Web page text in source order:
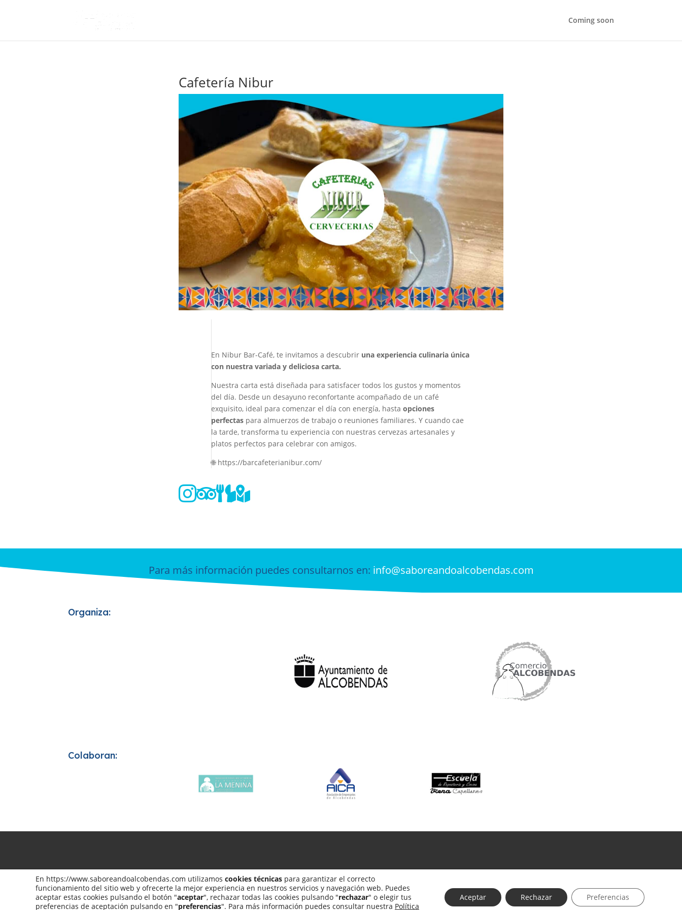
Coming soon
Cafetería Nibur
En Nibur Bar-Café, te invitamos a descubrir una experiencia culinaria única
con nuestra variada y deliciosa carta.
Nuestra carta está diseñada para satisfacer todos los gustos y momentos
del día. Desde un desayuno reconfortante acompañado de un café
exquisito, ideal para comenzar el día con energía, hasta opciones
perfectas para almuerzos de trabajo o reuniones familiares. Y cuando cae
la tarde, transforma tu experiencia con nuestras cervezas artesanales y
platos perfectos para celebrar con amigos.
🌐 https://barcafeterianibur.com/

Para más información puedes consultarnos en: info@saboreandoalcobendas.com
Organiza:
Colaboran:
Saboreando Alcobendas. Semana Gastronómica –Política de privacidad
En https://www.saboreandoalcobendas.com utilizamos cookies técnicas para garantizar el correcto
funcionamiento del sitio web y ofrecerte la mejor experiencia en nuestros servicios y navegación web. Puedes
aceptar estas cookies pulsando el botón "aceptar", rechazar todas las cookies pulsando "rechazar" o elegir tus
preferencias de aceptación pulsando en "preferencias". Para más información puedes consultar nuestra Política
Aceptar Rechazar Preferencias